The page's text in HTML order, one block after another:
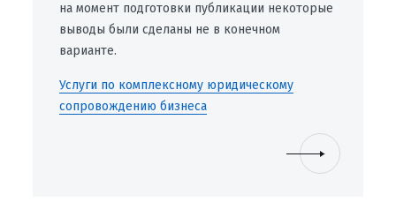
на момент подготовки публикации некоторые
выводы были сделаны не в конечном
варианте.
Услуги по комплексному юридическому
сопровождению бизнеса